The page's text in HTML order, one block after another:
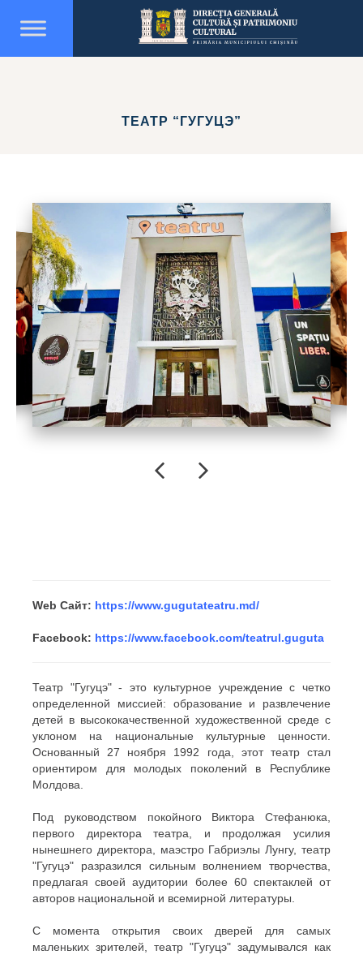
ТЕАТР “ГУГУЦЭ”
Previous
Next
Web Сайт: https://www.gugutateatru.md/
Facebook: https://www.facebook.com/teatrul.guguta
Театр "Гугуцэ" - это культурное учреждение с четко
определенной миссией: образование и развлечение
детей в высококачественной художественной среде с
уклоном на национальные культурные ценности.
Основанный 27 ноября 1992 года, этот театр стал
ориентиром для молодых поколений в Республике
Молдова.
Под руководством покойного Виктора Стефанюка,
первого директора театра, и продолжая усилия
нынешнего директора, маэстро Габриэлы Лунгу, театр
"Гугуцэ" разразился сильным волнением творчества,
предлагая своей аудитории более 60 спектаклей от
авторов национальной и всемирной литературы.
С момента открытия своих дверей для самых
маленьких зрителей, театр "Гугуцэ" задумывался как